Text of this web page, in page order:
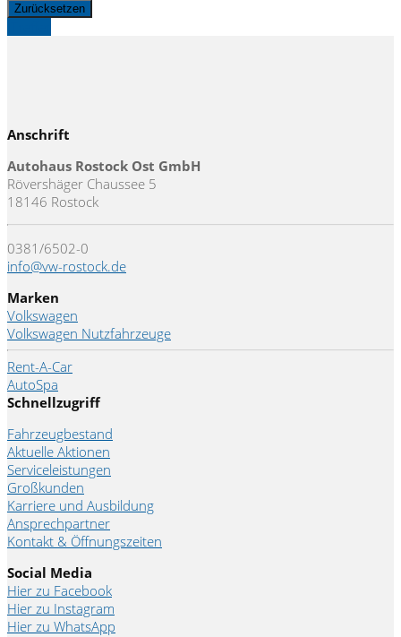
Zurücksetzen
Anschrift
Autohaus Rostock Ost GmbH
Rövershäger Chaussee 5
18146 Rostock
0381/6502-0
info@vw-rostock.de
Marken
Volkswagen
Volkswagen Nutzfahrzeuge
Rent-A-Car
AutoSpa
Schnellzugriff
Fahrzeugbestand
Aktuelle Aktionen
Serviceleistungen
Großkunden
Karriere und Ausbildung
Ansprechpartner
Kontakt & Öffnungszeiten
Social Media
Hier zu Facebook
Hier zu Instagram
Hier zu WhatsApp